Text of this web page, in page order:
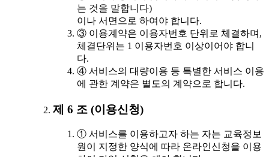
는 것을 말합니다)
이나 서면으로 하여야 합니다.
③ 이용계약은 이용자번호 단위로 체결하며,
체결단위는 1 이용자번호 이상이어야 합니
다.
④ 서비스의 대량이용 등 특별한 서비스 이용
에 관한 계약은 별도의 계약으로 합니다.
제 6 조 (이용신청)
① 서비스를 이용하고자 하는 자는 교육정보
원이 지정한 양식에 따라 온라인신청을 이용